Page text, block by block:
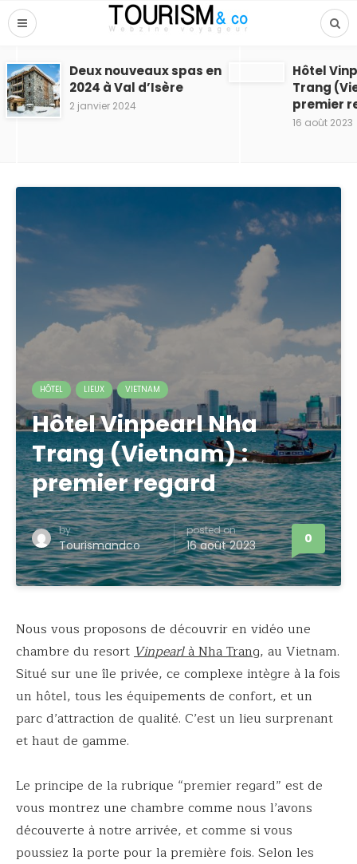
Deux nouveaux spas en
2024 à Val d’Isère
2 janvier 2024
Hôtel
Trang
premier
16 août 2023
HÔTEL LIEUX VIETNAM
Hôtel Vinpearl Nha
Trang (Vietnam) :
premier regard
by
Tourismandco
posted on
16 août 2023 0
Nous vous proposons de découvrir en vidéo une
chambre du resortVinpearlà Nha Trang, au Vietnam.
Situé sur une île privée, ce complexe intègre à la fois
un hôtel, tous les équipements de confort, et un
parc d’attraction de qualité. C’est un lieu surprenant
et haut de gamme.
Le principe de la rubrique “premier regard” est de
vous montrez une chambre comme nous l’avons
découverte à notre arrivée, et comme si vous
poussiez la porte pour la première fois. Selon les